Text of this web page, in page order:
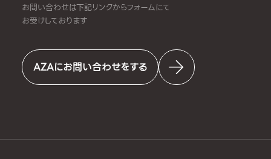
お問い合わせは下記リンクからフォームにて
お受けしております
AZAにお問い合わせをする